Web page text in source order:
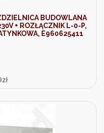
BUDOWLANA
+ ROZŁĄCZNIK L-0-P,
E960625411
zł